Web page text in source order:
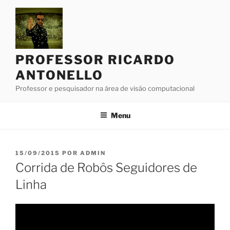
Pular
conteúdo
PROFESSOR RICARDO
ANTONELLO
Professor e pesquisador na área de visão computacional
Menu
PUBLICADO
EM
15/09/2015 POR ADMIN
Corrida de Robôs Seguidores de
Linha